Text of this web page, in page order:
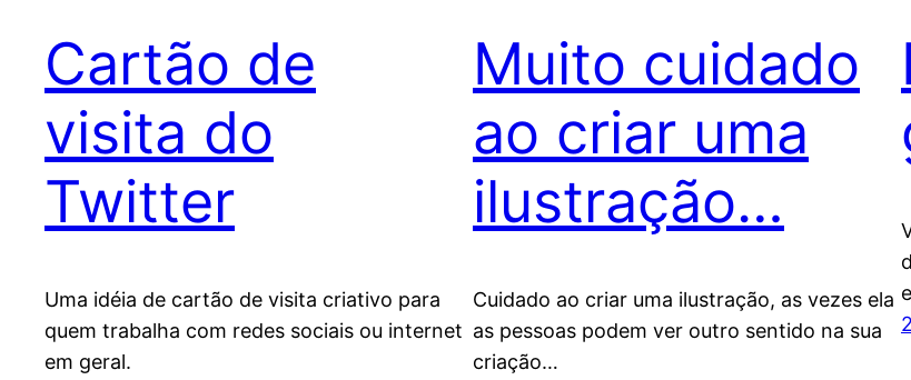
Cartão de
visita do
Twitter
Uma idéia de cartão de visita criativo para
quem trabalha com redes sociais ou internet
em geral.
Muito cuidado
ao criar uma
ilustração…
Cuidado ao criar uma ilustração, as vezes ela
as pessoas podem ver outro sentido na sua
criação…